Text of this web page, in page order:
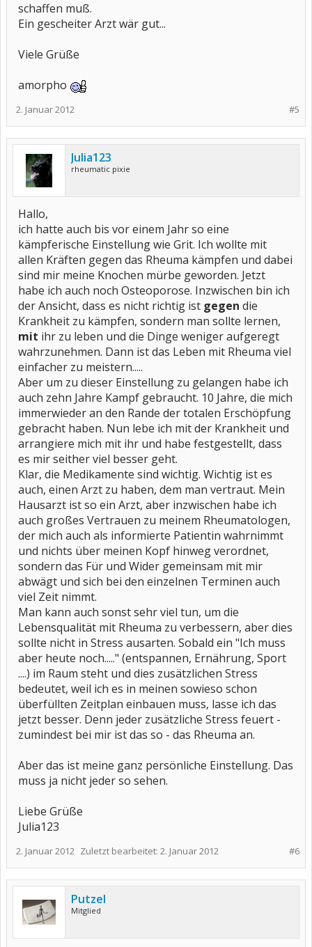
schaffen muß.
Ein gescheiter Arzt wär gut...
Viele Grüße
amorpho
#5
2. Januar 2012
Julia123
rheumatic pixie
Hallo,
ich hatte auch bis vor einem Jahr so eine
kämpferische Einstellung wie Grit. Ich wollte mit
allen Kräften gegen das Rheuma kämpfen und dabei
sind mir meine Knochen mürbe geworden. Jetzt
habe ich auch noch Osteoporose. Inzwischen bin ich
der Ansicht, dass es nicht richtig ist gegen die
Krankheit zu kämpfen, sondern man sollte lernen,
mit ihr zu leben und die Dinge weniger aufgeregt
wahrzunehmen. Dann ist das Leben mit Rheuma viel
einfacher zu meistern.....
Aber um zu dieser Einstellung zu gelangen habe ich
auch zehn Jahre Kampf gebraucht. 10 Jahre, die mich
immerwieder an den Rande der totalen Erschöpfung
gebracht haben. Nun lebe ich mit der Krankheit und
arrangiere mich mit ihr und habe festgestellt, dass
es mir seither viel besser geht.
Klar, die Medikamente sind wichtig. Wichtig ist es
auch, einen Arzt zu haben, dem man vertraut. Mein
Hausarzt ist so ein Arzt, aber inzwischen habe ich
auch großes Vertrauen zu meinem Rheumatologen,
der mich auch als informierte Patientin wahrnimmt
und nichts über meinen Kopf hinweg verordnet,
sondern das Für und Wider gemeinsam mit mir
abwägt und sich bei den einzelnen Terminen auch
viel Zeit nimmt.
Man kann auch sonst sehr viel tun, um die
Lebensqualität mit Rheuma zu verbessern, aber dies
sollte nicht in Stress ausarten. Sobald ein "Ich muss
aber heute noch....." (entspannen, Ernährung, Sport
....) im Raum steht und dies zusätzlichen Stress
bedeutet, weil ich es in meinen sowieso schon
überfüllten Zeitplan einbauen muss, lasse ich das
jetzt besser. Denn jeder zusätzliche Stress feuert -
zumindest bei mir ist das so - das Rheuma an.
Aber das ist meine ganz persönliche Einstellung. Das
muss ja nicht jeder so sehen.
Liebe Grüße
Julia123
#6
2. Januar 2012 Zuletzt bearbeitet: 2. Januar 2012
Putzel
Mitglied